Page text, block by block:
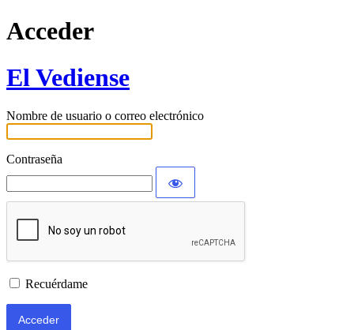
Acceder
El Vediense
Nombre de usuario o correo electrónico
Contraseña
Recuérdame